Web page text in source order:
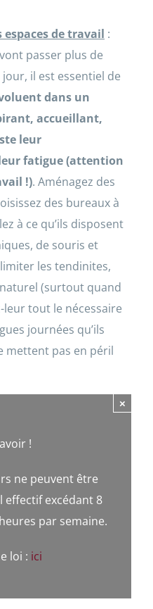
espaces de travail :
passer plus de
il est essentiel de
dans un
accueillant,
leur
fatigue(attention
!). Aménagez des
des bureaux à
à ce qu’ils disposent
de souris et
les tendinites,
(surtout quand
leur tout le nécessaire
journées qu’ils
mettent pas en péril
!
ne peuvent être
effectif excédant 8
par semaine.
loi : ici
×